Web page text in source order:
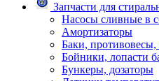
Запчасти для
Насосы сливные в
Амортизаторы
Баки,
Бойники, лопасти
Бункеры, дозаторы